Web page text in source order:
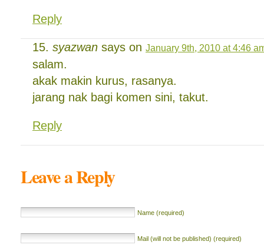
Reply
syazwan says on January 9th, 2010 at 4:46
salam.
akak makin kurus, rasanya.
jarang nak bagi komen sini, takut.
Reply
Leave a Reply
Name (required)
Mail (will not be published) (required)